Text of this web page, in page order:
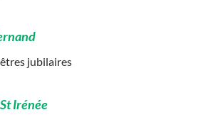
jubilaires
St Irénée